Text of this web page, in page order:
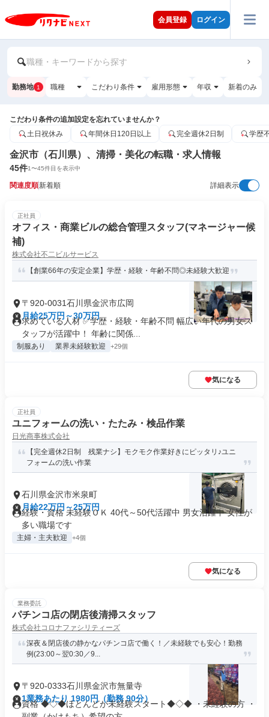
会員登録 ログイン
職種・キーワードから探す
勤務地 1 職種 こだわり条件 雇用形態 年収 新着のみ
こだわり条件の追加設定を忘れていませんか？
土日祝休み
年間休日120日以上 完全週休2日制 学歴
金沢市（石川県）、清掃・美化の転職・求人情報
45件1〜45件目を表示中
関連度順新着順 詳細表示
正社員
オフィス・商業ビルの総合管理スタッフ(マネージャー候
補)
株式会社不二ビルサービス
【創業66年の安定企業】学歴・経験・年齢不問◎未経験大歓迎
〒920-0031石川県金沢市広岡
月給25万円～30万円
求めている人材 ✅学歴・経験・年齢不問 幅広い年代の男女ス
タッフが活躍中！ 年齢に関係...
制服あり 業界未経験歓迎 +29個
気になる
正社員
ユニフォームの洗い・たたみ・検品作業
日光商事株式会社
【完全週休2日制 残業ナシ】モクモク作業好きにピッタリ♪ユニ
フォームの洗い作業
石川県金沢市米泉町
月給22万円～25万円
経験・資格 未経験ＯＫ 40代～50代活躍中 男女活躍中 女性が
多い職場です
主婦・主夫歓迎 +4個
気になる
業務委託
パチンコ店の閉店後清掃スタッフ
株式会社コロナファシリティーズ
深夜＆閉店後の静かなパチンコ店で働く！／未経験でも安心！勤務
例(23:00～翌0:30／9...
〒920-0333石川県金沢市無量寺
1業務あたり 1980円（勤務 90分）
資格 ◆◇◆ほとんどが未経験スタート◆◇◆ ・未経験の方 ・